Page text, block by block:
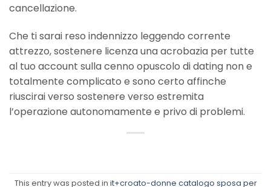
cancellazione.
Che ti sarai reso indennizzo leggendo corrente
attrezzo, sostenere licenza una acrobazia per tutte
al tuo account sulla cenno opuscolo di dating non e
totalmente complicato e sono certo affinche
riuscirai verso sostenere verso estremita
l’operazione autonomamente e privo di problemi.
This entry was posted in it+croato-donne catalogo sposa per